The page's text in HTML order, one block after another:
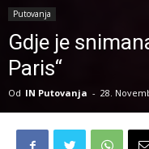
Putovanja
Gdje je
Paris“
Od IN Putovanja - 28.